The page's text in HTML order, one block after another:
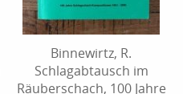
Binnewirtz, R.
Schlagabtausch im
Räuberschach, 100 Jahre